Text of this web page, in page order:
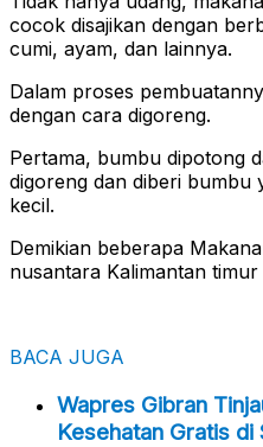
cocok disajikan dengan
cumi, ayam, dan lainnya.
Dalam proses
dengan cara digoreng.
Pertama, bumbu dipotong
digoreng dan diberi bumbu
kecil.
Demikian beberapa
nusantara Kalimantan
BACA JUGA
Wapres Gibran
Kesehatan Gratis di